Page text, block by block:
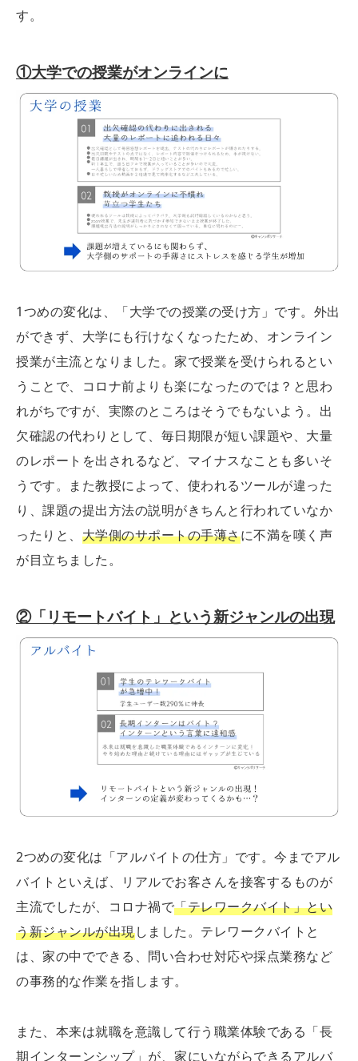
す。
①大学での授業がオンラインに
1つめの変化は、「大学での授業の受け方」です。外出
ができず、大学にも行けなくなったため、オンライン
授業が主流となりました。家で授業を受けられるとい
うことで、コロナ前よりも楽になったのでは？と思わ
れがちですが、実際のところはそうでもないよう。出
欠確認の代わりとして、毎日期限が短い課題や、大量
のレポートを出されるなど、マイナスなことも多いそ
うです。また教授によって、使われるツールが違った
り、課題の提出方法の説明がきちんと行われていなか
ったりと、 大学側のサポートの手薄さに不満を嘆く声
が目立ちました。
②「リモートバイト」という新ジャンルの出現
2つめの変化は「アルバイトの仕方」です。今までアル
バイトといえば、リアルでお客さんを接客するものが
主流でしたが、コロナ禍で「テレワークバイト」とい
う新ジャンルが出現しました。テレワークバイトと
は、家の中でできる、問い合わせ対応や採点業務など
の事務的な作業を指します。
また、本来は就職を意識して行う職業体験である「長
期インターンシップ」が、家にいながらできるアルバ